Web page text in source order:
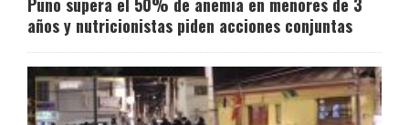
años y nutricionistas piden acciones conjuntas